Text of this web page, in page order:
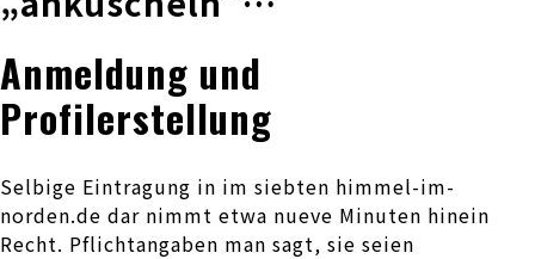
Anmeldung und
Profilerstellung
Selbige Eintragung in im siebten himmel-im-
norden.de dar nimmt etwa nueve Minuten hinein
Recht. Pflichtangaben man sagt, sie seien